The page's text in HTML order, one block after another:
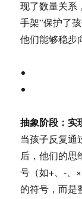
现了数量关系
手架”保护了
他们能够稳步
抽象阶段：实
当孩子反复通
后，他们的思
号（如+、-、
的符号，而是